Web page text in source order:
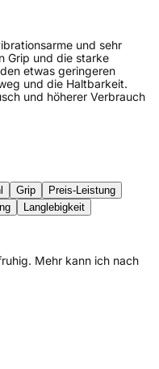
und sehr
Grip und die starke
etwas geringeren
und die Haltbarkeit.
und höherer Verbrauch
Grip
Preis-Leistung
Langlebigkeit
Mehr kann ich nach